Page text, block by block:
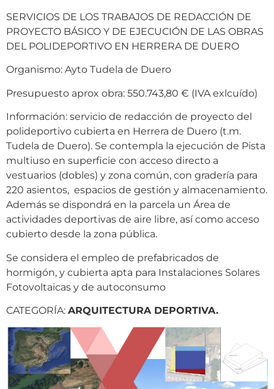
SERVICIOS DE LOS TRABAJOS DE REDACCIÓN DE
PROYECTO BÁSICO Y DE EJECUCIÓN DE LAS OBRAS
DEL POLIDEPORTIVO EN HERRERA DE DUERO
Organismo: Ayto Tudela de Duero
Presupuesto aprox obra: 550.743,80 € (IVA exlcuído)
Información: servicio de redacción de proyecto del
polideportivo cubierta en Herrera de Duero (t.m.
Tudela de Duero). Se contempla la ejecución de Pista
multiuso en superficie con acceso directo a
vestuarios (dobles) y zona común, con gradería para
220 asientos, espacios de gestión y almacenamiento.
Además se dispondrá en la parcela un Área de
actividades deportivas de aire libre, así como acceso
cubierto desde la zona pública.
Se considera el empleo de prefabricados de
hormigón, y cubierta apta para Instalaciones Solares
Fotovoltaicas y de autoconsumo
CATEGORÍA: ARQUITECTURA DEPORTIVA.